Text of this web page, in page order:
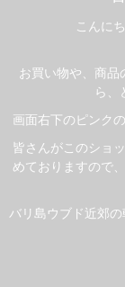
こんに
お買い物や、商品
ら、
画面右下のピンク
皆さんがこのショ
めておりますので
バリ島ウブド近郊